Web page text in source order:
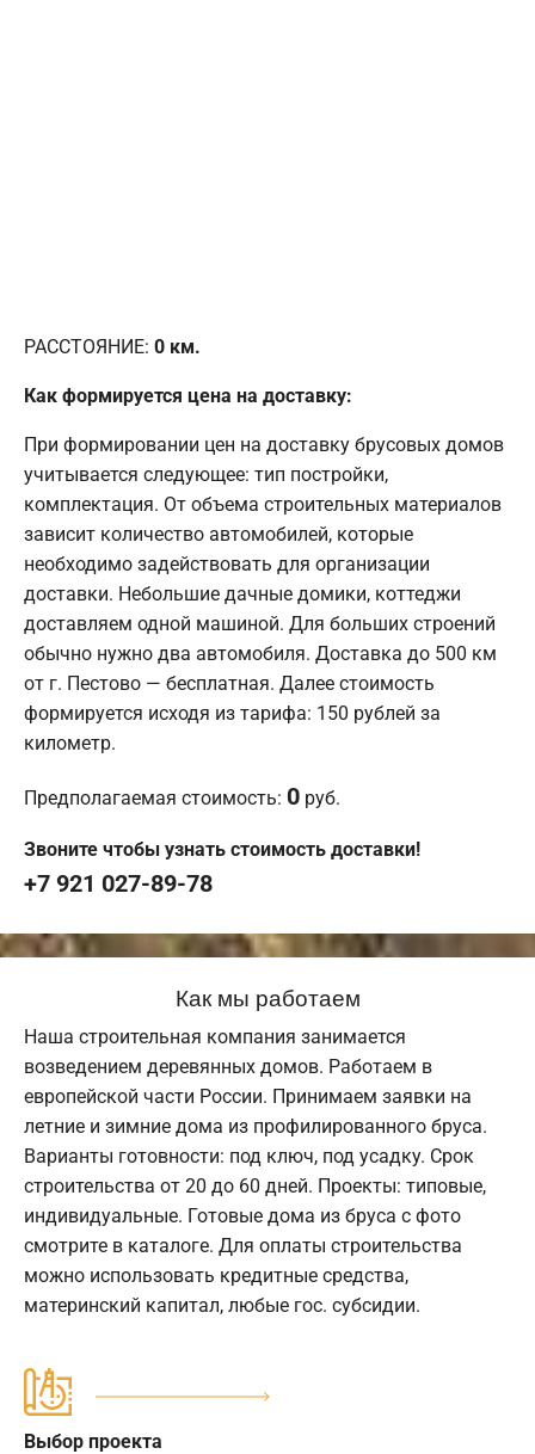
РАССТОЯНИЕ: 0 км.
Как формируется цена на доставку:
При формировании цен на доставку брусовых домов
учитывается следующее: тип постройки,
комплектация. От объема строительных материалов
зависит количество автомобилей, которые
необходимо задействовать для организации
доставки. Небольшие дачные домики, коттеджи
доставляем одной машиной. Для больших строений
обычно нужно два автомобиля. Доставка до 500 км
от г. Пестово — бесплатная. Далее стоимость
формируется исходя из тарифа: 150 рублей за
километр.
Предполагаемая стоимость: 0 руб.
Звоните чтобы узнать стоимость доставки!
+7 921 027-89-78
Как мы работаем
Наша строительная компания занимается
возведением деревянных домов. Работаем в
европейской части России. Принимаем заявки на
летние и зимние дома из профилированного бруса.
Варианты готовности: под ключ, под усадку. Срок
строительства от 20 до 60 дней. Проекты: типовые,
индивидуальные. Готовые дома из бруса с фото
смотрите в каталоге. Для оплаты строительства
можно использовать кредитные средства,
материнский капитал, любые гос. субсидии.
Выбор проекта